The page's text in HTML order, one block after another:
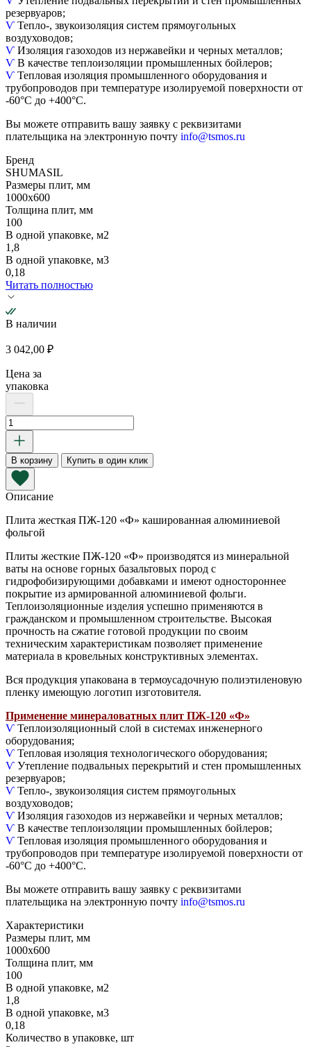
резервуаров;
Ѵ Тепло-, звукоизоляция систем прямоугольных
воздуховодов;
Ѵ Изоляция газоходов из нержавейки и черных металлов;
Ѵ В качестве теплоизоляции промышленных бойлеров;
Ѵ Тепловая изоляция промышленного оборудования и
трубопроводов при температуре изолируемой поверхности от
-60°С до +400°С.
Вы можете отправить вашу заявку с реквизитами
плательщика на электронную почту info@tsmos.ru
Бренд
SHUMASIL
Размеры плит, мм
1000х600
Толщина плит, мм
100
В одной упаковке, м2
1,8
В одной упаковке, м3
0,18
Читать полностью
В наличии
3 042,00 ₽
Цена за
упаковка
Количество
товара
Плита
теплоизоляционная
ПЖ-120
"Ф"
1000х600х100
(фольга)
В корзину Купить в один клик
Описание
Плита жесткая ПЖ-120 «Ф» кашированная алюминиевой
фольгой
Плиты жесткие ПЖ-120 «Ф» производятся из минеральной
ваты на основе горных базальтовых пород с
гидрофобизирующими добавками и имеют одностороннее
покрытие из армированной алюминиевой фольги.
Теплоизоляционные изделия успешно применяются в
гражданском и промышленном строительстве. Высокая
прочность на сжатие готовой продукции по своим
техническим характеристикам позволяет применение
материала в кровельных конструктивных элементах.
Вся продукция упакована в термоусадочную полиэтиленовую
пленку имеющую логотип изготовителя.
Применение минераловатных плит ПЖ-120 «Ф»
Ѵ Теплоизоляционный слой в системах инженерного
оборудования;
Ѵ Тепловая изоляция технологического оборудования;
Ѵ Утепление подвальных перекрытий и стен промышленных
резервуаров;
Ѵ Тепло-, звукоизоляция систем прямоугольных
воздуховодов;
Ѵ Изоляция газоходов из нержавейки и черных металлов;
Ѵ В качестве теплоизоляции промышленных бойлеров;
Ѵ Тепловая изоляция промышленного оборудования и
трубопроводов при температуре изолируемой поверхности от
-60°С до +400°С.
Вы можете отправить вашу заявку с реквизитами
плательщика на электронную почту info@tsmos.ru
Характеристики
Размеры плит, мм
1000х600
Толщина плит, мм
100
В одной упаковке, м2
1,8
В одной упаковке, м3
0,18
Количество в упаковке, шт